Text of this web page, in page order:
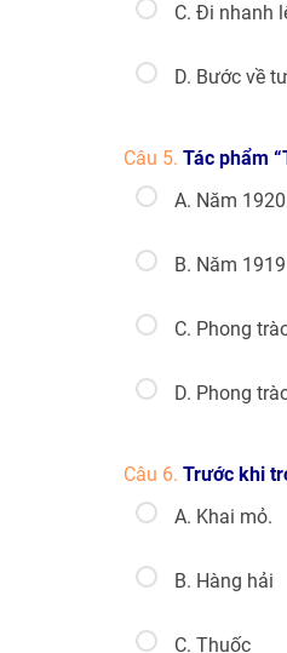
C. Đi nhanh
D. Bước về
Câu 5. Tác phẩm
A. Năm
B. Năm
C. Phong
D. Phong
Câu 6. Trước khi
A. Khai mỏ.
B. Hàng hải
C. Thuốc